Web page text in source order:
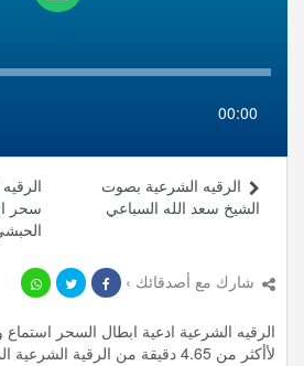
00:00
سحر
الرقيه الشرعية بصوت
الشيخ سعد الله السباعي
شارك مع أصدقائك ›
لأأكثر من 4.65 دقيقة من الرقية الشرعية المميزة مجانا.